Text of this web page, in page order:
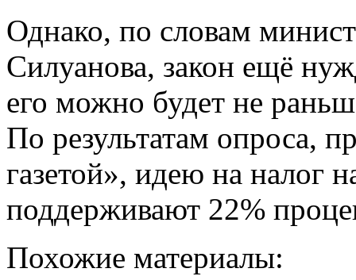
Однако, по словам
Силуанова, закон ещё
его можно будет не
По результатам опроса,
газетой», идею на налог
поддерживают 22%
Похожие материалы: